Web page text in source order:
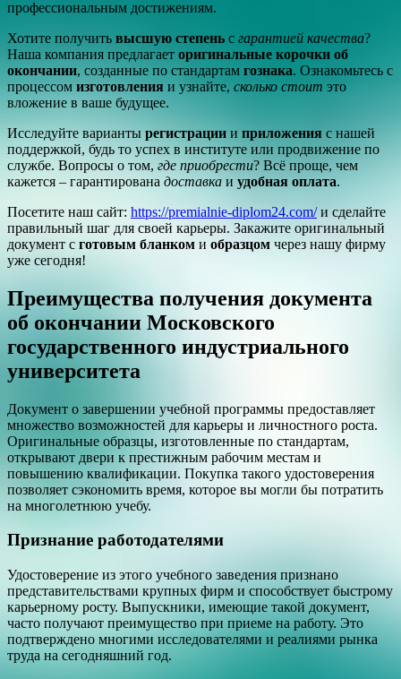
профессиональным достижениям.
Хотите получить высшую степень с гарантией качества?
Наша компания предлагает оригинальные корочки об
окончании, созданные по стандартам гознака. Ознакомьтесь с
процессом изготовления и узнайте, сколько стоит это
вложение в ваше будущее.
Исследуйте варианты регистрации и приложения с нашей
поддержкой, будь то успех в институте или продвижение по
службе. Вопросы о том, где приобрести? Всё проще, чем
кажется – гарантирована доставка и удобная оплата.
Посетите наш сайт: https://premialnie-diplom24.com/и сделайте
правильный шаг для своей карьеры. Закажите оригинальный
документ с готовым бланком и образцом через нашу фирму
уже сегодня!
Преимущества получения документа
об окончании Московского
государственного индустриального
университета
Документ о завершении учебной программы предоставляет
множество возможностей для карьеры и личностного роста.
Оригинальные образцы, изготовленные по стандартам,
открывают двери к престижным рабочим местам и
повышению квалификации. Покупка такого удостоверения
позволяет сэкономить время, которое вы могли бы потратить
на многолетнюю учебу.
Признание работодателями
Удостоверение из этого учебного заведения признано
представительствами крупных фирм и способствует быстрому
карьерному росту. Выпускники, имеющие такой документ,
часто получают преимущество при приеме на работу. Это
подтверждено многими исследователями и реалиями рынка
труда на сегодняшний год.